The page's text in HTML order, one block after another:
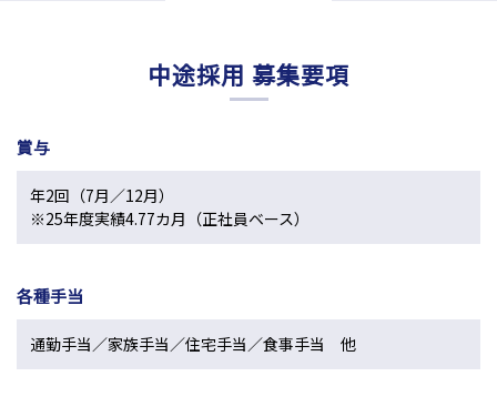
中途採用 募集要項
賞与
年2回（7月／12月）
※25年度実績4.77カ月（正社員ベース）
各種手当
通勤手当／家族手当／住宅手当／食事手当 他